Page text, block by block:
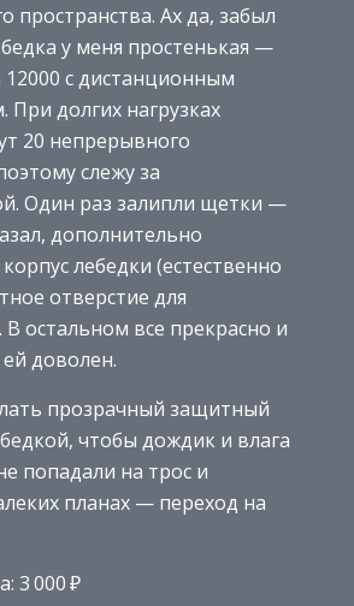
пространства. Ах да, забыл
у меня простенькая —
12000 с дистанционным
При долгих нагрузках
20 непрерывного
слежу за
Один раз залипли щетки —
дополнительно
лебедки (естественно
отверстие для
В остальном все прекрасно и
доволен.
прозрачный защитный
чтобы дождик и влага
попадали на трос и
планах — переход на
3 000 ₽